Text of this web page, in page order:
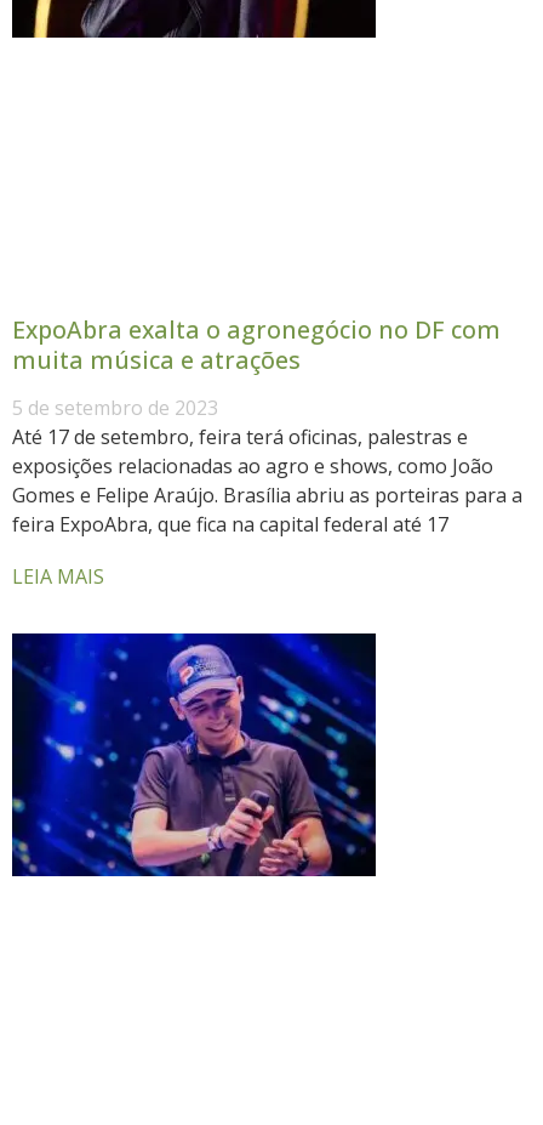
ExpoAbra exalta o agronegócio no DF com
muita música e atrações
5 de setembro de 2023
Até 17 de setembro, feira terá oficinas, palestras e
exposições relacionadas ao agro e shows, como João
Gomes e Felipe Araújo. Brasília abriu as porteiras para a
feira ExpoAbra, que fica na capital federal até 17
LEIA MAIS